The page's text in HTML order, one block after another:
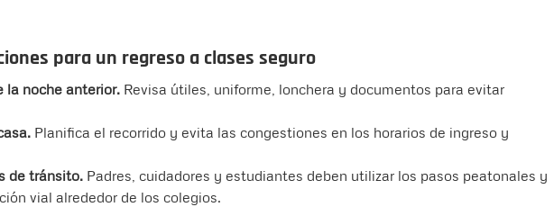
para un regreso a clases seguro
la noche anterior. Revisa útiles, uniforme, lonchera y documentos para evitar
Planifica el recorrido y evita las congestiones en los horarios de ingreso y
de tránsito. Padres, cuidadores y estudiantes deben utilizar los pasos peatonales y
vial alrededor de los colegios.